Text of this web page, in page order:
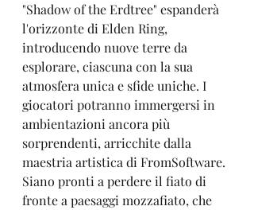
"Shadow of the Erdtree" espanderà
l'orizzonte di Elden Ring,
introducendo nuove terre da
esplorare, ciascuna con la sua
atmosfera unica e sfide uniche. I
giocatori potranno immergersi in
ambientazioni ancora più
sorprendenti, arricchite dalla
maestria artistica di FromSoftware.
Siano pronti a perdere il fiato di
fronte a paesaggi mozzafiato, che